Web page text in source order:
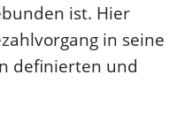
ist. Hier
in seine
definierten und